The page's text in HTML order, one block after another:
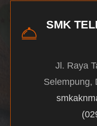
SMK
Jl. Raya
Selempung,